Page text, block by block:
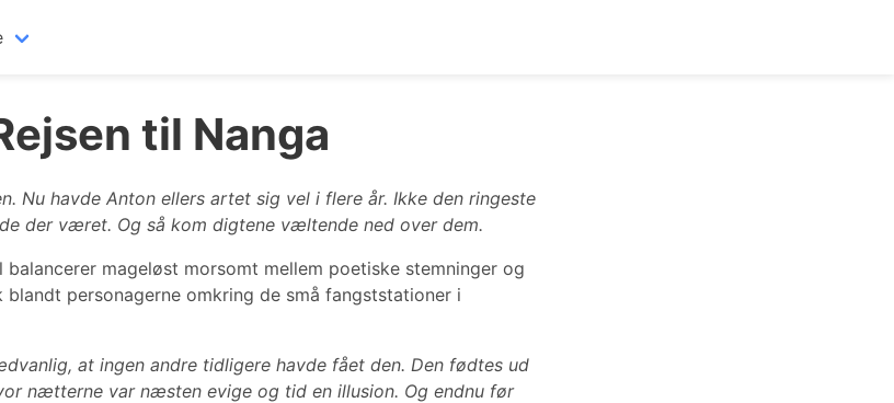
til Nanga
Nu havde Anton ellers artet sig vel i flere år. Ikke den ringeste
der været. Og så kom digtene væltende ned over dem.
mageløst morsomt mellem poetiske stemninger og
personagerne omkring de små fangststationer i
at ingen andre tidligere havde fået den. Den fødtes ud
nætterne var næsten evige og tid en illusion. Og endnu før